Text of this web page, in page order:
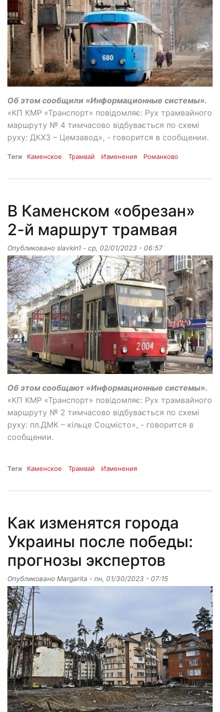
Об этом сообщили «Информационные системы».
«КП КМР «Транспорт» повідомляє: Рух трамвайного
маршруту № 4 тимчасово відбувається по схемі
руху: ДКХЗ – Цемзавод», - говорится в сообщении.
Теги Каменское Трамвай Изменения Романково
В Каменском «обрезан»
2-й маршрут трамвая
Опубликовано slavkin1 - ср, 02/01/2023 - 06:57
Об этом сообщают «Информационные системы».
«КП КМР «Транспорт» повідомляє: Рух трамвайного
маршруту № 2 тимчасово відбувається по схемі
руху: пл.ДМК – кільце Соцмісто», - говорится в
сообщении.
Теги Каменское Трамвай Изменения
Как изменятся города
Украины после победы:
прогнозы экспертов
Опубликовано Margarita - пн, 01/30/2023 - 07:15